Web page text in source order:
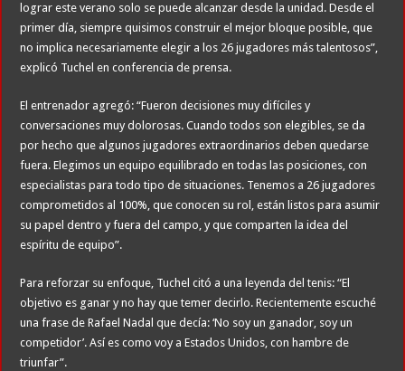
lograr este verano solo se puede alcanzar desde la unidad. Desde el
primer día, siempre quisimos construir el mejor bloque posible, que
no implica necesariamente elegir a los 26 jugadores más talentosos”,
explicó Tuchel en conferencia de prensa.
El entrenador agregó: “Fueron decisiones muy difíciles y
conversaciones muy dolorosas. Cuando todos son elegibles, se da
por hecho que algunos jugadores extraordinarios deben quedarse
fuera. Elegimos un equipo equilibrado en todas las posiciones, con
especialistas para todo tipo de situaciones. Tenemos a 26 jugadores
comprometidos al 100%, que conocen su rol, están listos para asumir
su papel dentro y fuera del campo, y que comparten la idea del
espíritu de equipo”.
Para reforzar su enfoque, Tuchel citó a una leyenda del tenis: “El
objetivo es ganar y no hay que temer decirlo. Recientemente escuché
una frase de Rafael Nadal que decía: ‘No soy un ganador, soy un
competidor’. Así es como voy a Estados Unidos, con hambre de
triunfar”.